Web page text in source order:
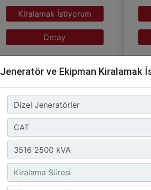
Kiralamak İstiyorum
Detay
Ürün Grubu :Dizel Jeneratörler
Jeneratör ve Ekipman Kiralamak